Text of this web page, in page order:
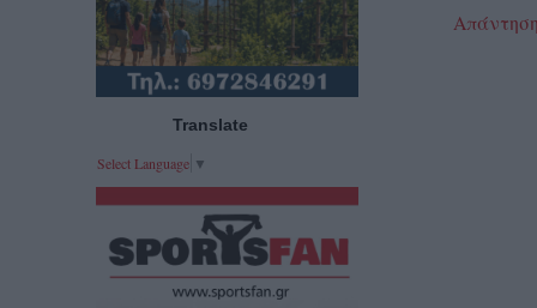
Translate
Select Language ▼